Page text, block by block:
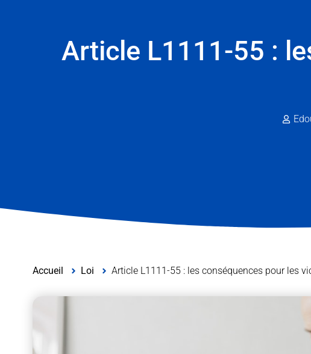
Article L1111-55 :
Accueil Loi Article L1111-55 : les conséquences pour les